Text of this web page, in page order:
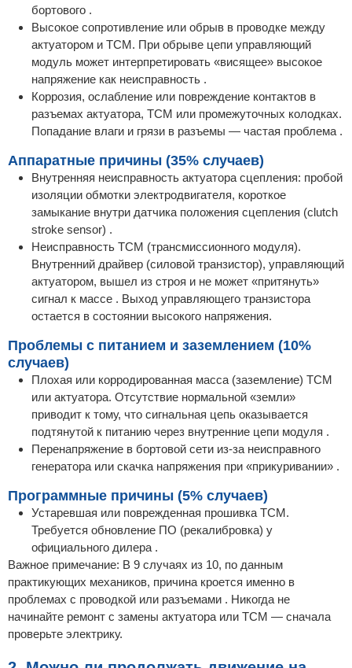
бортового .
Высокое сопротивление или обрыв в проводке между
актуатором и TCM. При обрыве цепи управляющий
модуль может интерпретировать «висящее» высокое
напряжение как неисправность .
Коррозия, ослабление или повреждение контактов в
разъемах актуатора, TCM или промежуточных колодках.
Попадание влаги и грязи в разъемы — частая проблема .
Аппаратные причины (35% случаев)
Внутренняя неисправность актуатора сцепления: пробой
изоляции обмотки электродвигателя, короткое
замыкание внутри датчика положения сцепления (clutch
stroke sensor) .
Неисправность TCM (трансмиссионного модуля).
Внутренний драйвер (силовой транзистор), управляющий
актуатором, вышел из строя и не может «притянуть»
сигнал к массе . Выход управляющего транзистора
остается в состоянии высокого напряжения.
Проблемы с питанием и заземлением (10%
случаев)
Плохая или корродированная масса (заземление) TCM
или актуатора. Отсутствие нормальной «земли»
приводит к тому, что сигнальная цепь оказывается
подтянутой к питанию через внутренние цепи модуля .
Перенапряжение в бортовой сети из-за неисправного
генератора или скачка напряжения при «прикуривании» .
Программные причины (5% случаев)
Устаревшая или поврежденная прошивка TCM.
Требуется обновление ПО (рекалибровка) у
официального дилера .
Важное примечание: В 9 случаях из 10, по данным
практикующих механиков, причина кроется именно в
проблемах с проводкой или разъемами . Никогда не
начинайте ремонт с замены актуатора или TCM — сначала
проверьте электрику.